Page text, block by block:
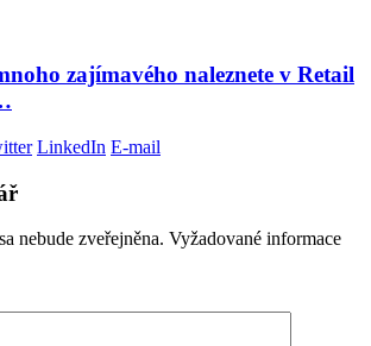
zajímavého naleznete v Retail
LinkedIn E-mail
nebude zveřejněna. Vyžadované informace